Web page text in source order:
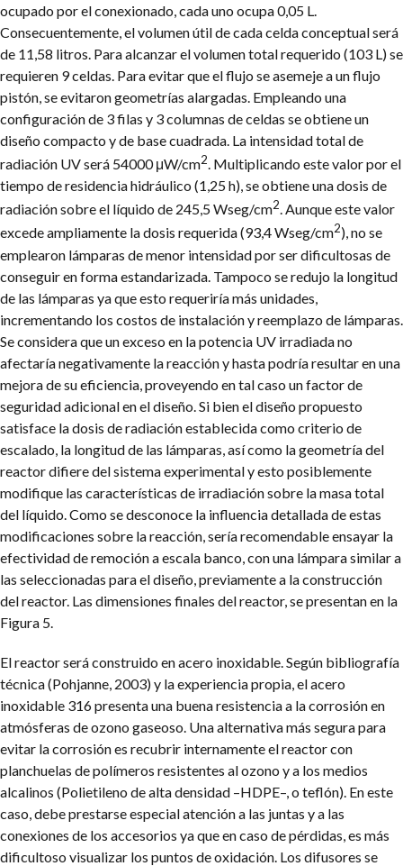
ocupado por el conexionado, cada uno ocupa 0,05 L.
Consecuentemente, el volumen útil de cada celda conceptual será
de 11,58 litros. Para alcanzar el volumen total requerido (103 L) se
requieren 9 celdas. Para evitar que el flujo se asemeje a un flujo
pistón, se evitaron geometrías alargadas. Empleando una
configuración de 3 filas y 3 columnas de celdas se obtiene un
diseño compacto y de base cuadrada. La intensidad total de
radiación UV será 54000 μW/cm2. Multiplicando este valor por el
tiempo de residencia hidráulico (1,25 h), se obtiene una dosis de
radiación sobre el líquido de 245,5 Wseg/cm2. Aunque este valor
excede ampliamente la dosis requerida (93,4 Wseg/cm2), no se
emplearon lámparas de menor intensidad por ser dificultosas de
conseguir en forma estandarizada. Tampoco se redujo la longitud
de las lámparas ya que esto requeriría más unidades,
incrementando los costos de instalación y reemplazo de lámparas.
Se considera que un exceso en la potencia UV irradiada no
afectaría negativamente la reacción y hasta podría resultar en una
mejora de su eficiencia, proveyendo en tal caso un factor de
seguridad adicional en el diseño. Si bien el diseño propuesto
satisface la dosis de radiación establecida como criterio de
escalado, la longitud de las lámparas, así como la geometría del
reactor difiere del sistema experimental y esto posiblemente
modifique las características de irradiación sobre la masa total
del líquido. Como se desconoce la influencia detallada de estas
modificaciones sobre la reacción, sería recomendable ensayar la
efectividad de remoción a escala banco, con una lámpara similar a
las seleccionadas para el diseño, previamente a la construcción
del reactor. Las dimensiones finales del reactor, se presentan en la
Figura 5.
El reactor será construido en acero inoxidable. Según bibliografía
técnica (Pohjanne, 2003) y la experiencia propia, el acero
inoxidable 316 presenta una buena resistencia a la corrosión en
atmósferas de ozono gaseoso. Una alternativa más segura para
evitar la corrosión es recubrir internamente el reactor con
planchuelas de polímeros resistentes al ozono y a los medios
alcalinos (Polietileno de alta densidad –HDPE–, o teflón). En este
caso, debe prestarse especial atención a las juntas y a las
conexiones de los accesorios ya que en caso de pérdidas, es más
dificultoso visualizar los puntos de oxidación. Los difusores se